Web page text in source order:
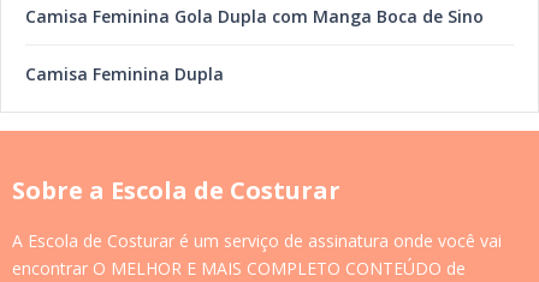
Camisa Feminina Gola Dupla com Manga Boca de Sino
Camisa Feminina Dupla
Sobre a Escola de Costurar
A Escola de Costurar é um serviço de assinatura onde você vai
encontrar O MELHOR E MAIS COMPLETO CONTEÚDO de